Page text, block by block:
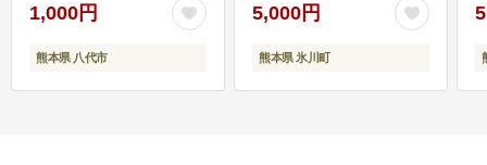
1,000円
熊本県 八代市
5,000円
熊本県 氷川町